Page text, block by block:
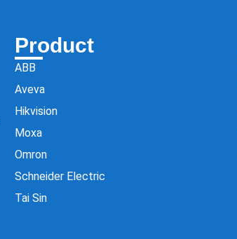
Product
ABB
Aveva
Hikvision
Moxa
Omron
Schneider Electric
Tai Sin